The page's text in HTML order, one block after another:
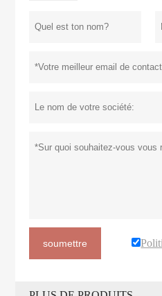
soumettre